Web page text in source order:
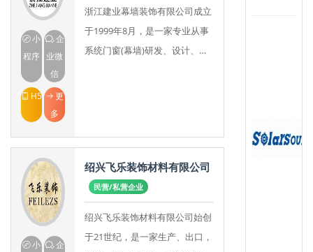
小
程序
企
业微
信
H5
更
多
浙江建业幕墙装饰有限公司成立
于1999年8月，是一家专业从事
系统门窗(幕墙)研发、设计、生
小
企
绍兴飞乐装饰材料有限公司
民营/私营企业
绍兴飞乐装饰材料有限公司始创
于21世纪，是一家生产、出口，